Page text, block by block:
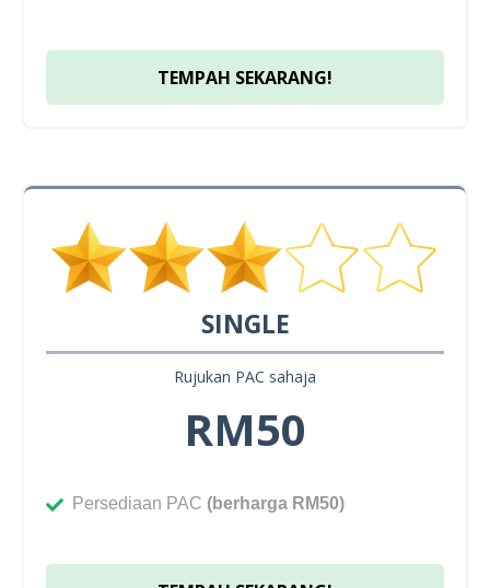
TEMPAH SEKARANG!
SINGLE
Rujukan PAC sahaja
RM50
Persediaan PAC (berharga RM50)